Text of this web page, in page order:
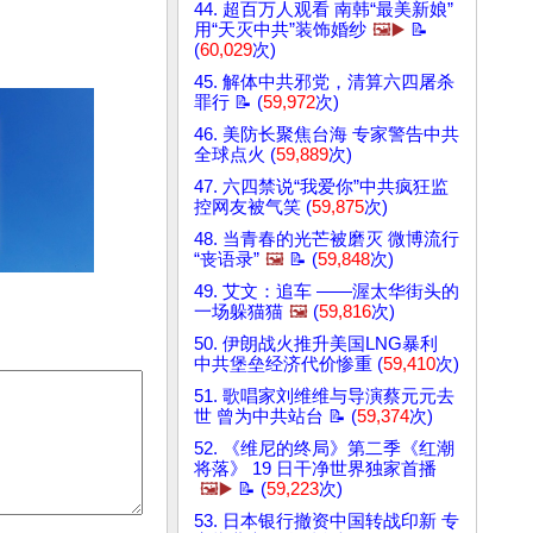
44. 超百万人观看 南韩“最美新娘”
用“天灭中共”装饰婚纱 🖼️▶️ 📝
(60,029次)
45. 解体中共邪党，清算六四屠杀
罪行 📝 (59,972次)
46. 美防长聚焦台海 专家警告中共
全球点火 (59,889次)
47. 六四禁说“我爱你”中共疯狂监
控网友被气笑 (59,875次)
48. 当青春的光芒被磨灭 微博流行
“丧语录” 🖼️ 📝 (59,848次)
49. 艾文：追车 ——渥太华街头的
一场躲猫猫 🖼️ (59,816次)
50. 伊朗战火推升美国LNG暴利
中共堡垒经济代价惨重 (59,410次)
51. 歌唱家刘维维与导演蔡元元去
世 曾为中共站台 📝 (59,374次)
52. 《维尼的终局》第二季《红潮
将落》 19 日干净世界独家首播
🖼️▶️ 📝 (59,223次)
53. 日本银行撤资中国转战印新 专